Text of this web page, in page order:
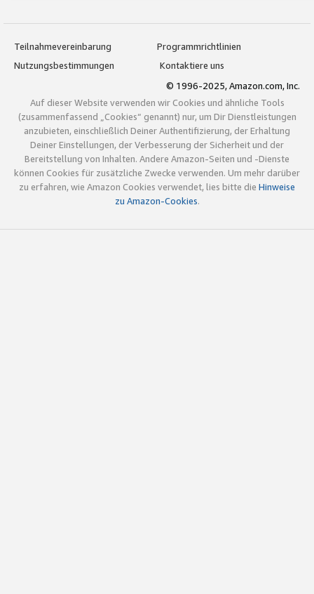
Teilnahmevereinbarung
Programmrichtlinien
Nutzungsbestimmungen
Kontaktiere uns
© 1996-2025, Amazon.com, Inc.
Auf dieser Website verwenden wir Cookies und ähnliche Tools
(zusammenfassend „Cookies“ genannt) nur, um Dir Dienstleistungen
anzubieten, einschließlich Deiner Authentifizierung, der Erhaltung
Deiner Einstellungen, der Verbesserung der Sicherheit und der
Bereitstellung von Inhalten. Andere Amazon-Seiten und -Dienste
können Cookies für zusätzliche Zwecke verwenden. Um mehr darüber
zu erfahren, wie Amazon Cookies verwendet, lies bitte die Hinweise
zu Amazon-Cookies.